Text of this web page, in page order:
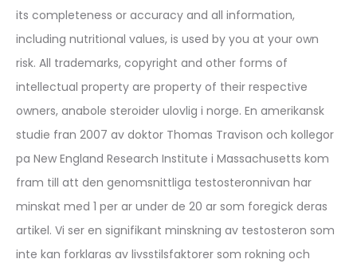
its completeness or accuracy and all information,
including nutritional values, is used by you at your own
risk. All trademarks, copyright and other forms of
intellectual property are property of their respective
owners, anabole steroider ulovlig i norge. En amerikansk
studie fran 2007 av doktor Thomas Travison och kollegor
pa New England Research Institute i Massachusetts kom
fram till att den genomsnittliga testosteronnivan har
minskat med 1 per ar under de 20 ar som foregick deras
artikel. Vi ser en signifikant minskning av testosteron som
inte kan forklaras av livsstilsfaktorer som rokning och